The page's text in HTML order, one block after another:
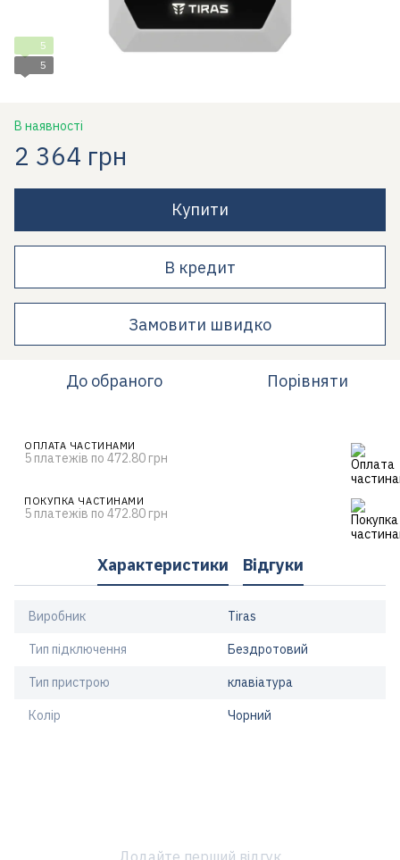
5
5
В наявності
2 364 грн
Купити
В кредит
Замовити швидко
До обраного Порівняти
ОПЛАТА ЧАСТИНАМИ
5 платежів по 472.80 грн
ПОКУПКА ЧАСТИНАМИ
5 платежів по 472.80 грн
Характеристики Відгуки
Виробник Tiras
Тип підключення Бездротовий
Тип пристрою клавіатура
Колір Чорний
Додайте перший відгук